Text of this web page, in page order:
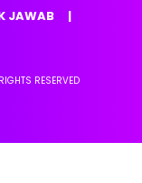
JAWAB
RESERVED